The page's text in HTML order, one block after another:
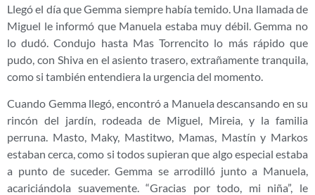
Llegó el día que Gemma siempre había temido. Una llamada de
Miguel le informó que Manuela estaba muy débil. Gemma no
lo dudó. Condujo hasta Mas Torrencito lo más rápido que
pudo, con Shiva en el asiento trasero, extrañamente tranquila,
como si también entendiera la urgencia del momento.
Cuando Gemma llegó, encontró a Manuela descansando en su
rincón del jardín, rodeada de Miguel, Mireia, y la familia
perruna. Masto, Maky, Mastitwo, Mamas, Mastín y Markos
estaban cerca, como si todos supieran que algo especial estaba
a punto de suceder. Gemma se arrodilló junto a Manuela,
acariciándola suavemente. “Gracias por todo, mi niña”, le